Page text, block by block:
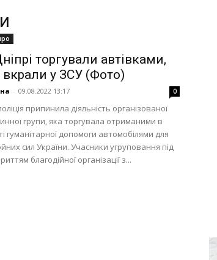
торгували автівками,
вкрали у ЗСУ (Фото)
- 09.08.2022 13:17 0
припинила діяльність організованої
групи, яка торгувала отриманими в
гуманітарної допомоги автомобілями для
сил України. Учасники угруповання під
благодійної організації з...